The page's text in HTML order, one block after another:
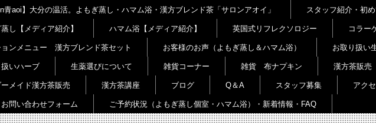
青aoi】大分の温活。よもぎ蒸し・ハマム浴・漢方ブレンド茶「サロンアオイ」 スタッフ紹介・初
し【メディア紹介】 ハマム浴【メディア紹介】 英国式リフレクソロジー コラー
ョンメニュー 漢方ブレンド茶セット お客様のお声（よもぎ蒸し＆ハマム浴） お取り扱い
いハーブ 生薬選びについて 雑貨コーナー 雑貨 布ナプキン 漢方茶販売
メイド漢方茶販売 漢方茶講座 ブログ Q＆A スタッフ募集 アク
問い合わせフォーム ご予約状況（よもぎ蒸し個室・ハマム浴）・新着情報・FAQ